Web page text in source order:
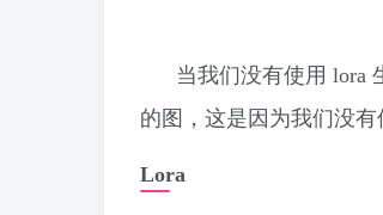
当我们没有使用 lora
的图，这是因为我们没有
Lora